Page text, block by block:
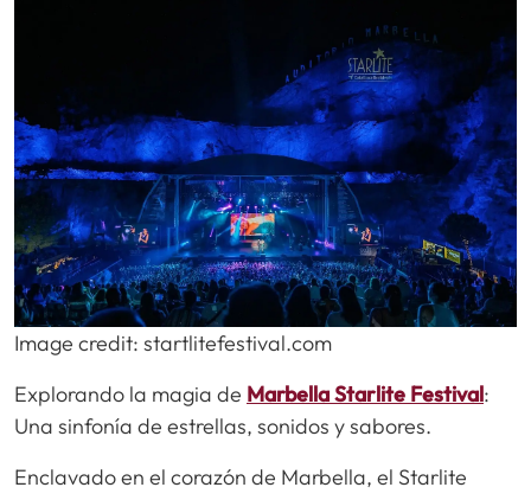
Image credit: startlitefestival.com
Explorando la magia de Marbella Starlite Festival:
Una sinfonía de estrellas, sonidos y sabores.
Enclavado en el corazón de Marbella, el Starlite